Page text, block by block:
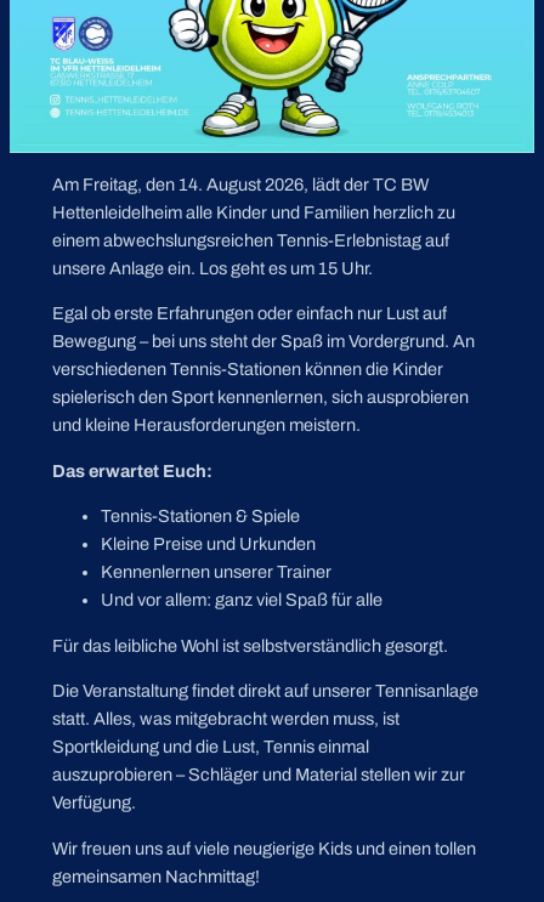
Am Freitag, den 14. August 2026, lädt der TC BW
Hettenleidelheim alle Kinder und Familien herzlich zu
einem abwechslungsreichen Tennis-Erlebnistag auf
unsere Anlage ein. Los geht es um 15 Uhr.
Egal ob erste Erfahrungen oder einfach nur Lust auf
Bewegung – bei uns steht der Spaß im Vordergrund. An
verschiedenen Tennis-Stationen können die Kinder
spielerisch den Sport kennenlernen, sich ausprobieren
und kleine Herausforderungen meistern.
Das erwartet Euch:
Tennis-Stationen & Spiele
Kleine Preise und Urkunden
Kennenlernen unserer Trainer
Und vor allem: ganz viel Spaß für alle
Für das leibliche Wohl ist selbstverständlich gesorgt.
Die Veranstaltung findet direkt auf unserer Tennisanlage
statt. Alles, was mitgebracht werden muss, ist
Sportkleidung und die Lust, Tennis einmal
auszuprobieren – Schläger und Material stellen wir zur
Verfügung.
Wir freuen uns auf viele neugierige Kids und einen tollen
gemeinsamen Nachmittag!